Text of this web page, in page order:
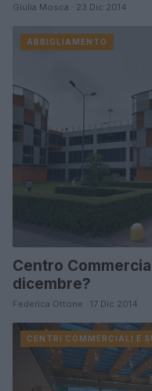
Giulia Mosca · 23 Dic 2014
ABBIGLIAMENTO
Centro
dicembre?
Federica Ottone · 17 Dic 2014
CENTRI COMMERCIALI E